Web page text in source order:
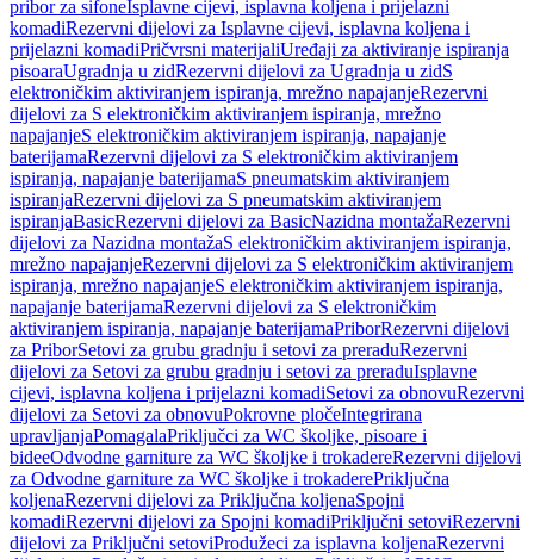
pribor za sifoneIsplavne cijevi, isplavna koljena i prijelazni
komadiRezervni dijelovi za Isplavne cijevi, isplavna koljena i
prijelazni komadiPričvrsni materijaliUređaji za aktiviranje ispiranja
pisoaraUgradnja u zidRezervni dijelovi za Ugradnja u zidS
elektroničkim aktiviranjem ispiranja, mrežno napajanjeRezervni
dijelovi za S elektroničkim aktiviranjem ispiranja, mrežno
napajanjeS elektroničkim aktiviranjem ispiranja, napajanje
baterijamaRezervni dijelovi za S elektroničkim aktiviranjem
ispiranja, napajanje baterijamaS pneumatskim aktiviranjem
ispiranjaRezervni dijelovi za S pneumatskim aktiviranjem
ispiranjaBasicRezervni dijelovi za BasicNazidna montažaRezervni
dijelovi za Nazidna montažaS elektroničkim aktiviranjem ispiranja,
mrežno napajanjeRezervni dijelovi za S elektroničkim aktiviranjem
ispiranja, mrežno napajanjeS elektroničkim aktiviranjem ispiranja,
napajanje baterijamaRezervni dijelovi za S elektroničkim
aktiviranjem ispiranja, napajanje baterijamaPriborRezervni dijelovi
za PriborSetovi za grubu gradnju i setovi za preraduRezervni
dijelovi za Setovi za grubu gradnju i setovi za preraduIsplavne
cijevi, isplavna koljena i prijelazni komadiSetovi za obnovuRezervni
dijelovi za Setovi za obnovuPokrovne pločeIntegrirana
upravljanjaPomagalaPriključci za WC školjke, pisoare i
bideeOdvodne garniture za WC školjke i trokadereRezervni dijelovi
za Odvodne garniture za WC školjke i trokaderePriključna
koljenaRezervni dijelovi za Priključna koljenaSpojni
komadiRezervni dijelovi za Spojni komadiPriključni setoviRezervni
dijelovi za Priključni setoviProdužeci za isplavna koljenaRezervni